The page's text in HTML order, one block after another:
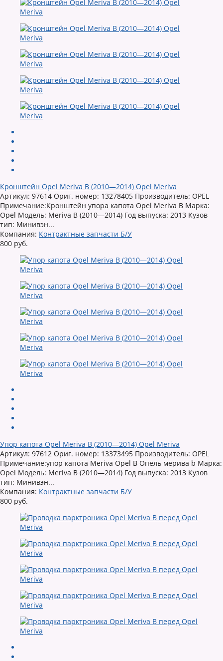
Кронштейн Opel Meriva B (2010—2014) Opel Meriva
Артикул: 97614 Ориг. номер: 13278405 Производитель: OPEL
Примечание:Кронштейн упора капота Opel Meriva B Марка:
Opel Модель: Meriva B (2010—2014) Год выпуска: 2013 Кузов
тип: Минивэн...
Компания: Контрактные запчасти Б/У
800 руб.
Упор капота Opel Meriva B (2010—2014) Opel Meriva
Артикул: 97612 Ориг. номер: 13373495 Производитель: OPEL
Примечание:упор капота Meriva Opel B Опель мерива b Марка:
Opel Модель: Meriva B (2010—2014) Год выпуска: 2013 Кузов
тип: Минивэн...
Компания: Контрактные запчасти Б/У
800 руб.